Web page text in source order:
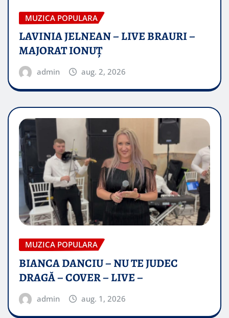
MUZICA POPULARA
LAVINIA JELNEAN – LIVE BRAURI –
MAJORAT IONUŢ
admin aug. 2, 2026
MUZICA POPULARA
BIANCA DANCIU – NU TE JUDEC
DRAGĂ – COVER – LIVE –
admin aug. 1, 2026